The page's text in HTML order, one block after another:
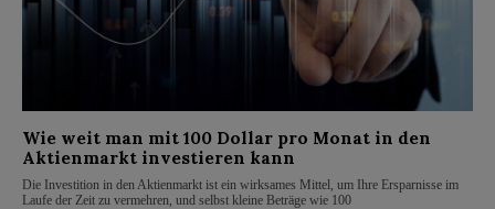
Wie weit man mit 100 Dollar pro Monat in den
Aktienmarkt investieren kann
Die Investition in den Aktienmarkt ist ein wirksames Mittel, um Ihre Ersparnisse im
Laufe der Zeit zu vermehren, und selbst kleine Beträge wie 100